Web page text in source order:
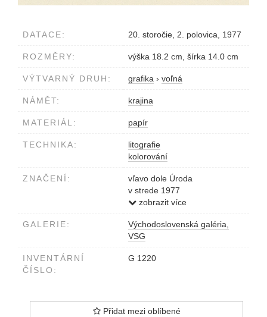
DATACE: 20. storočie, 2. polovica, 1977
ROZMĚRY: výška 18.2 cm, šírka 14.0 cm
VÝTVARNÝ DRUH: grafika › voľná
NÁMĚT: krajina
MATERIÁL: papír
TECHNIKA:
litografie
kolorování
ZNAČENÍ:
vľavo dole Úroda
v strede 1977
vpravo dole Viera Gergeľová
zobrazit více
GALERIE:
Východoslovenská galéria,
VSG
INVENTÁRNÍ
ČÍSLO:
G 1220
Přidat mezi oblíbené